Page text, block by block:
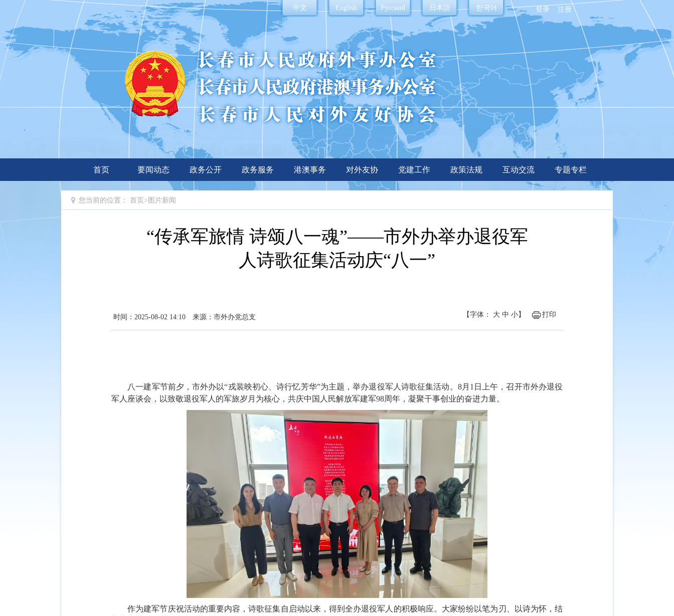
登录 注册
中文 English Русский 日本語 한국어
首页 要闻动态 政务公开 政务服务 港澳事务 对外友协 党建工作 政策法规 互动交流 专题专栏
您当前的位置： 首页 > 图片新闻
“传承军旅情 诗颂八一魂”——市外办举办退役军
人诗歌征集活动庆“八一”
时间：2025-08-02 14:10 来源：市外办党总支 【字体： 大 中 小】 打印
八一建军节前夕，市外办以“戎装映初心、诗行忆芳华”为主题，举办退役军人诗歌征集活动 。 8月1日上午 ，召开市外办退役
军人座谈会，以致敬退役军人的军旅岁月为核心，共庆中国人民解放军建军98周年，凝聚干事创业的奋进力量。
作为建军节庆祝活动的重要内容，诗歌征集自启动以来，得到全办退役军人的积极响应。大家纷纷以笔为刃、以诗为怀，结